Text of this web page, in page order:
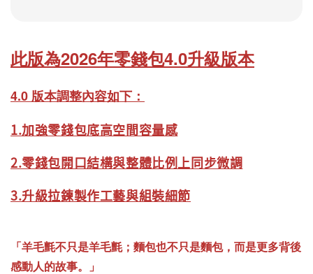
此版為2026年零錢包4.0升級版本
4.0 版本調整內容如下：
1.加強零錢包底高空間容量感
2.零錢包開口結構與整體比例上同步微調
3.升級拉鍊製作工藝與組裝細節
「羊毛氈不只是羊毛氈；麵包也不只是麵包，而是更多背後
感動人的故事。」